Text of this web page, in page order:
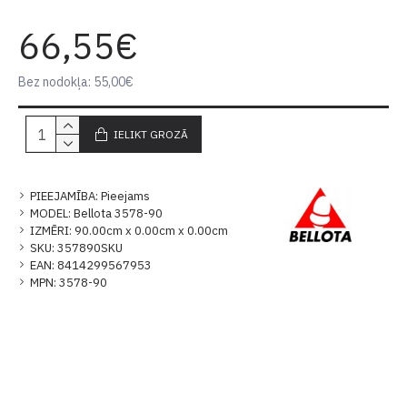
PIEEJAMĪBA: Pieejams
MODEL: Bellota 3578-90
IZMĒRI: 90.00cm x 0.00cm x 0.00cm
SKU: 357890SKU
EAN: 8414299567953
MPN: 3578-90
66,55€
Bez nodokļa: 55,00€
IELIKT GROZĀ